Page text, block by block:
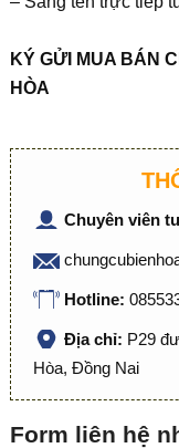
KÝ GỬI MUA BÁN
HÒA
Chuyên viên
Hotline:
Địa chỉ: P29
Hòa, Đồng Nai
Form liên hệ